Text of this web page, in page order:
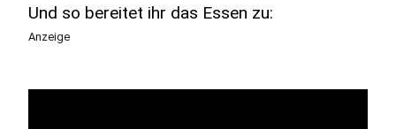
Und so bereitet ihr das Essen zu:
Anzeige